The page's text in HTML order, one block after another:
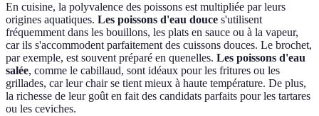
En cuisine, la polyvalence des poissons est multipliée par leurs
origines aquatiques. Les poissons d'eau douce s'utilisent
fréquemment dans les bouillons, les plats en sauce ou à la vapeur,
car ils s'accommodent parfaitement des cuissons douces. Le brochet,
par exemple, est souvent préparé en quenelles. Les poissons d'eau
salée, comme le cabillaud, sont idéaux pour les fritures ou les
grillades, car leur chair se tient mieux à haute température. De plus,
la richesse de leur goût en fait des candidats parfaits pour les tartares
ou les ceviches.